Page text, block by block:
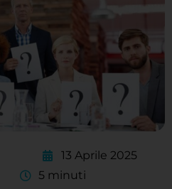
13 Aprile 2025
5 minuti